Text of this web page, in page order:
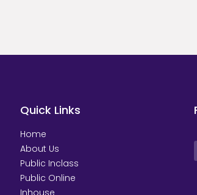
Quick Links
Home
About Us
Public Inclass
Public Online
Inhouse